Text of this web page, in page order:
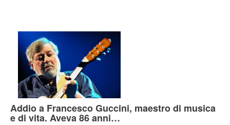
Addio a Francesco Guccini, maestro di musica
e di vita. Aveva 86 anni…